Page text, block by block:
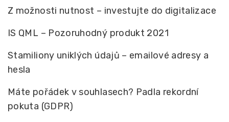
Z možnosti nutnost – investujte do digitalizace
IS QML – Pozoruhodný produkt 2021
Stamiliony uniklých údajů – emailové adresy a
hesla
Máte pořádek v souhlasech? Padla rekordní
pokuta (GDPR)